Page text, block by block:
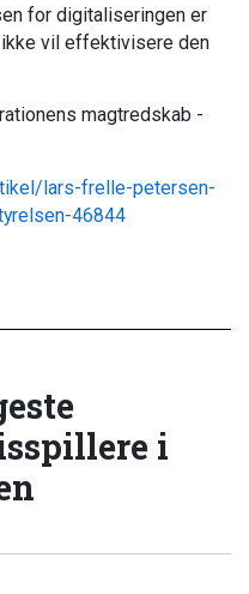
for digitaliseringen er
vil effektivisere den
magtredskab -
lars-frelle-petersen-
46844
i